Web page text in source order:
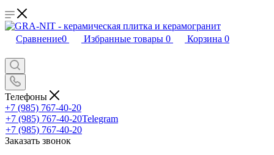
Сравнение0 Избранные товары 0 Корзина 0
Телефоны
+7 (985) 767-40-20
+7 (985) 767-40-20Telegram
+7 (985) 767-40-20
Заказать звонок